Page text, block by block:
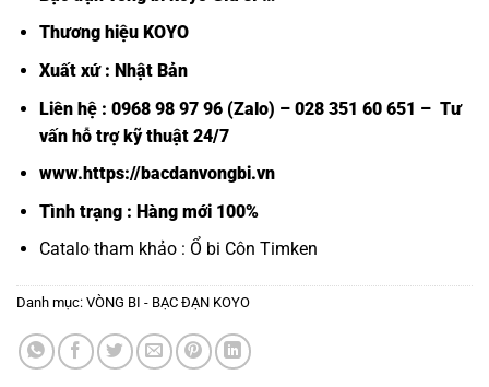
Thương hiệu KOYO
Xuất xứ : Nhật Bản
Liên hệ : 0968 98 97 96 (Zalo) – 028 351 60 651 – Tư
vấn hỗ trợ kỹ thuật 24/7
www.https://bacdanvongbi.vn
Tình trạng : Hàng mới 100%
Catalo tham khảo : Ổ bi Côn Timken
Danh mục: VÒNG BI - BẠC ĐẠN KOYO